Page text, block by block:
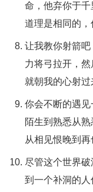
命，他弃你于千
道理是相同的
让我教你射箭
力将弓拉开，然
就朝我的心射
你会不断的遇
陌生到熟悉从
从相见恨晚到
尽管这个世界
到一个补洞的